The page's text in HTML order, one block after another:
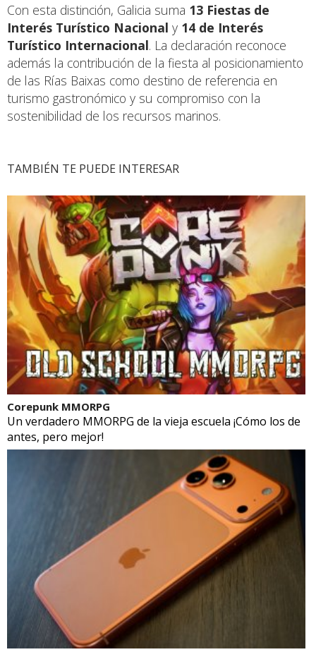
Con esta distinción, Galicia suma 13 Fiestas de
Interés Turístico Nacional y 14 de Interés
Turístico Internacional. La declaración reconoce
además la contribución de la fiesta al posicionamiento
de las Rías Baixas como destino de referencia en
turismo gastronómico y su compromiso con la
sostenibilidad de los recursos marinos.
TAMBIÉN TE PUEDE INTERESAR
Corepunk MMORPG
Un verdadero MMORPG de la vieja escuela ¡Cómo los de
antes, pero mejor!